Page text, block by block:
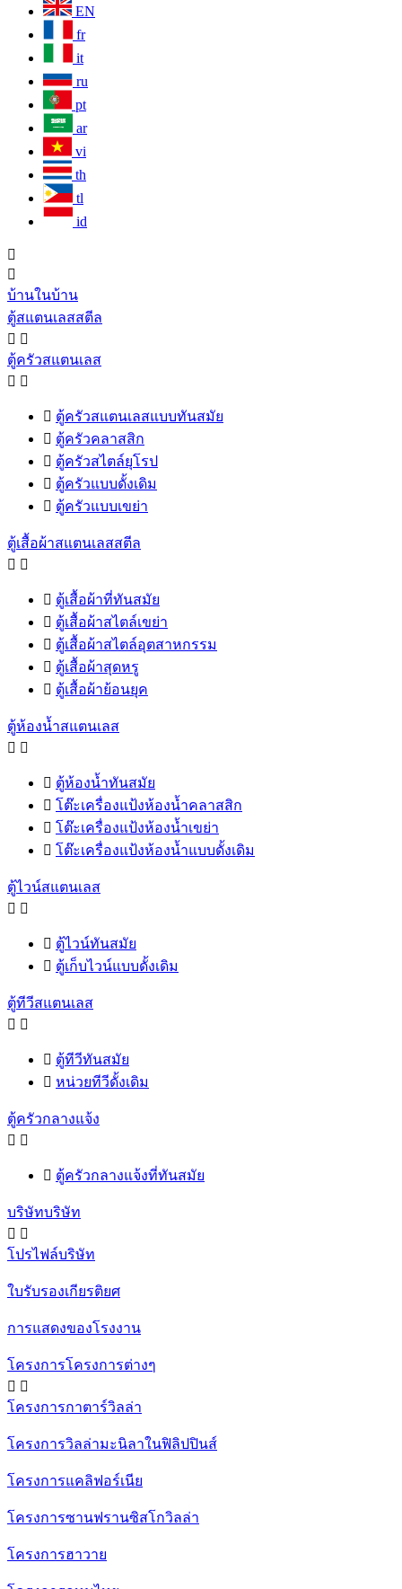
EN
fr
it
ru
pt
ar
vi
th
tl
id


บ้านในบ้าน
ตู้สแตนเลสสตีล
 
ตู้ครัวสแตนเลส
 
 ตู้ครัวสแตนเลสแบบทันสมัย
 ตู้ครัวคลาสสิก
 ตู้ครัวสไตล์ยุโรป
 ตู้ครัวแบบดั้งเดิม
 ตู้ครัวแบบเขย่า
ตู้เสื้อผ้าสแตนเลสสตีล
 
 ตู้เสื้อผ้าที่ทันสมัย
 ตู้เสื้อผ้าสไตล์เขย่า
 ตู้เสื้อผ้าสไตล์อุตสาหกรรม
 ตู้เสื้อผ้าสุดหรู
 ตู้เสื้อผ้าย้อนยุค
ตู้ห้องน้ำสแตนเลส
 
 ตู้ห้องน้ำทันสมัย
 โต๊ะเครื่องแป้งห้องน้ำคลาสสิก
 โต๊ะเครื่องแป้งห้องน้ำเขย่า
 โต๊ะเครื่องแป้งห้องน้ำแบบดั้งเดิม
ตู้ไวน์สแตนเลส
 
 ตู้ไวน์ทันสมัย
 ตู้เก็บไวน์แบบดั้งเดิม
ตู้ทีวีสแตนเลส
 
 ตู้ทีวีทันสมัย
 หน่วยทีวีดั้งเดิม
ตู้ครัวกลางแจ้ง
 
 ตู้ครัวกลางแจ้งที่ทันสมัย
บริษัทบริษัท
 
โปรไฟล์บริษัท
ใบรับรองเกียรติยศ
การแสดงของโรงงาน
โครงการโครงการต่างๆ
 
โครงการกาตาร์วิลล่า
โครงการวิลล่ามะนิลาในฟิลิปปินส์
โครงการแคลิฟอร์เนีย
โครงการซานฟรานซิสโกวิลล่า
โครงการฮาวาย